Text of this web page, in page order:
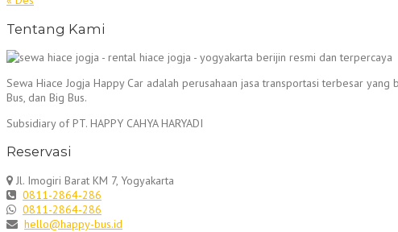
Tentang Kami
Sewa Hiace Jogja Happy Car adalah perusahaan jasa transportasi terbesar
Bus, dan Big Bus.
Subsidiary of PT. HAPPY CAHYA HARYADI
Reservasi
Jl. Imogiri Barat KM 7, Yogyakarta
0811-2864-286
0811-2864-286
hello@happy-bus.id